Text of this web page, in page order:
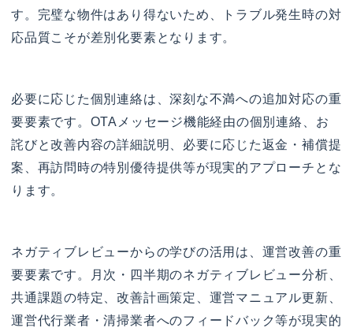
す。完璧な物件はあり得ないため、トラブル発生時の対
応品質こそが差別化要素となります。
必要に応じた個別連絡は、深刻な不満への追加対応の重
要要素です。OTAメッセージ機能経由の個別連絡、お
詫びと改善内容の詳細説明、必要に応じた返金・補償提
案、再訪問時の特別優待提供等が現実的アプローチとな
ります。
ネガティブレビューからの学びの活用は、運営改善の重
要要素です。月次・四半期のネガティブレビュー分析、
共通課題の特定、改善計画策定、運営マニュアル更新、
運営代行業者・清掃業者へのフィードバック等が現実的